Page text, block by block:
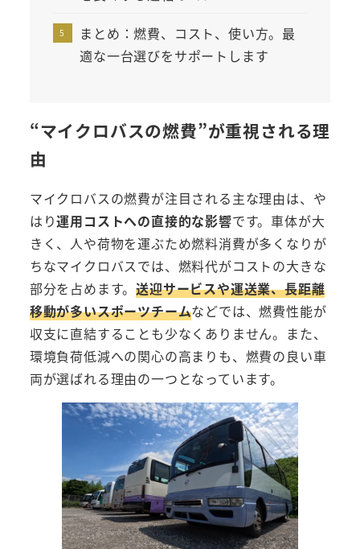
まとめ：燃費、コスト、使い方。最
適な一台選びをサポートします
“マイクロバスの燃費”が重視される理
由
マイクロバスの燃費が注目される主な理由は、や
はり運用コストへの直接的な影響です。車体が大
きく、人や荷物を運ぶため燃料消費が多くなりが
ちなマイクロバスでは、燃料代がコストの大きな
部分を占めます。送迎サービスや運送業、長距離
移動が多いスポーツチームなどでは、燃費性能が
収支に直結することも少なくありません。また、
環境負荷低減への関心の高まりも、燃費の良い車
両が選ばれる理由の一つとなっています。